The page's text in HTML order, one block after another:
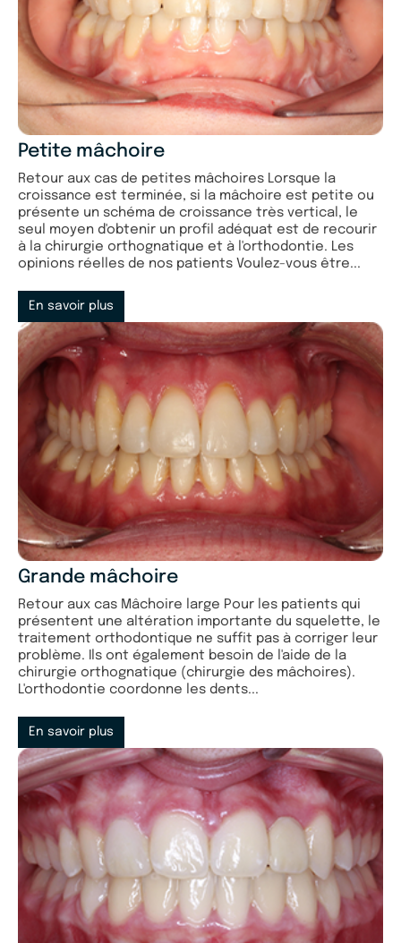
Petite mâchoire
Retour aux cas de petites mâchoires Lorsque la
croissance est terminée, si la mâchoire est petite ou
présente un schéma de croissance très vertical, le
seul moyen d'obtenir un profil adéquat est de recourir
à la chirurgie orthognatique et à l'orthodontie. Les
opinions réelles de nos patients Voulez-vous être...
En savoir plus
Grande mâchoire
Retour aux cas Mâchoire large Pour les patients qui
présentent une altération importante du squelette, le
traitement orthodontique ne suffit pas à corriger leur
problème. Ils ont également besoin de l'aide de la
chirurgie orthognatique (chirurgie des mâchoires).
L'orthodontie coordonne les dents...
En savoir plus